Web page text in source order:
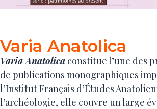
Varia Anatolica
Varia Anatolica constitue l’une des
de publications monographiques
l’Institut Français d’Études
l’archéologie, elle couvre un large